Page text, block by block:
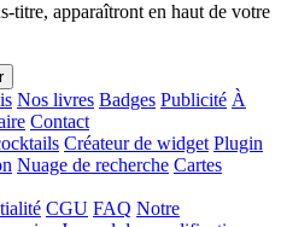
titre, apparaîtront en haut de votre
Nos livres Badges Publicité À
Contact
Créateur de widget Plugin
Nuage de recherche Cartes
CGU FAQ Notre